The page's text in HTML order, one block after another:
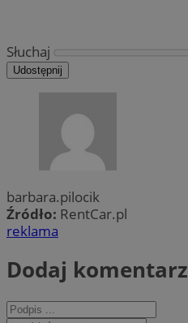
Słuchaj
Udostępnij
barbara.pilocik
Źródło: RentCar.pl
reklama
Dodaj komentarz